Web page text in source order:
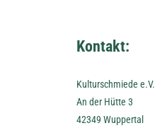
Kontakt:
Kulturschmiede e.V.
An der Hütte 3
42349 Wuppertal